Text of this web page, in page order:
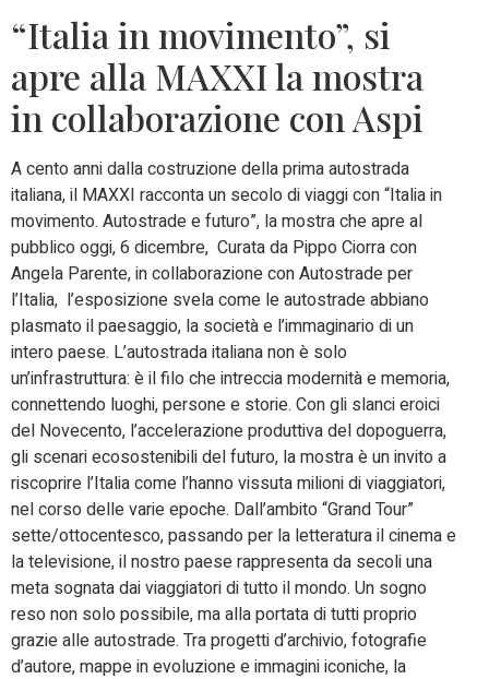
“Italia in movimento”, si
apre alla MAXXI la mostra
in collaborazione con Aspi
A cento anni dalla costruzione della prima autostrada
italiana, il MAXXI racconta un secolo di viaggi con “Italia in
movimento. Autostrade e futuro”, la mostra che apre al
pubblico oggi, 6 dicembre, Curata da Pippo Ciorra con
Angela Parente, in collaborazione con Autostrade per
l’Italia, l’esposizione svela come le autostrade abbiano
plasmato il paesaggio, la società e l’immaginario di un
intero paese. L’autostrada italiana non è solo
un’infrastruttura: è il filo che intreccia modernità e memoria,
connettendo luoghi, persone e storie. Con gli slanci eroici
del Novecento, l’accelerazione produttiva del dopoguerra,
gli scenari ecosostenibili del futuro, la mostra è un invito a
riscoprire l’Italia come l’hanno vissuta milioni di viaggiatori,
nel corso delle varie epoche. Dall’ambito “Grand Tour”
sette/ottocentesco, passando per la letteratura il cinema e
la televisione, il nostro paese rappresenta da secoli una
meta sognata dai viaggiatori di tutto il mondo. Un sogno
reso non solo possibile, ma alla portata di tutti proprio
grazie alle autostrade. Tra progetti d’archivio, fotografie
d’autore, mappe in evoluzione e immagini iconiche, la